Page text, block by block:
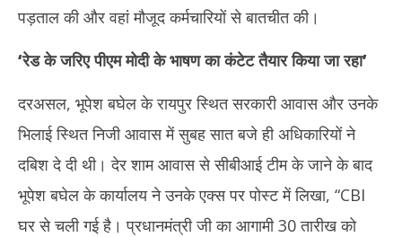
टीम, कई महत्वपूर्ण दस्तावेजों की पड़ताल
26,
पड़ताल की और वहां मौजूद कर्मचारियों से बातचीत की।
‘रेड के जरिए पीएम मोदी के भाषण का कंटेट तैयार किया जा रहा’
दरअसल, भूपेश बघेल के रायपुर स्थित सरकारी आवास और उनके
भिलाई स्थित निजी आवास में सुबह सात बजे ही अधिकारियों ने
दबिश दे दी थी। देर शाम आवास से सीबीआई टीम के जाने के बाद
भूपेश बघेल के कार्यालय ने उनके एक्स पर पोस्ट में लिखा, “CBI
घर से चली गई है। प्रधानमंत्री जी का आगामी 30 तारीख को